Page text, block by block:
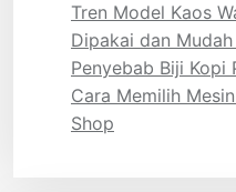
Tren Model Kaos
Dipakai dan
Penyebab Biji Kopi
Cara Memilih
Shop